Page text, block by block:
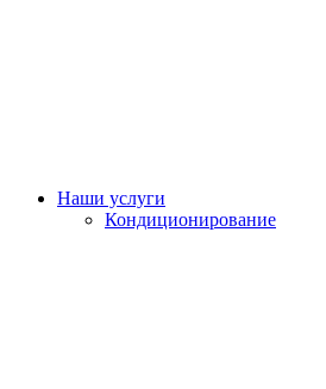
Наши услуги
Кондиционирование